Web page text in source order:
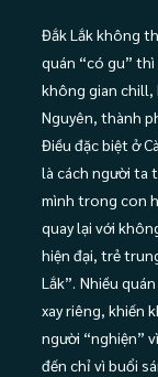
Đắk Lắk không
quán “có gu” thì
không gian chill,
Nguyên, thành
Điều đặc biệt ở
là cách người ta
mình trong con
quay lại với
hiện đại, trẻ
Lắk”. Nhiều
xay riêng, khiến
người “nghiện”
đến chỉ vì buổi